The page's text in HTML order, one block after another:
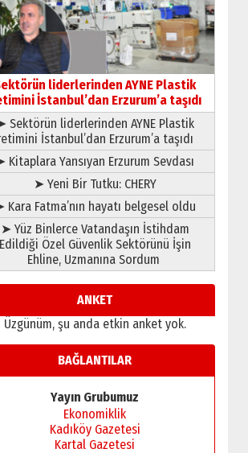
13 Mayıs 2026 Çarşamba
Esat BİNDESEN
Başkan Sekmen’den Erzurum’a
bir vizyon proje daha!
02 Ağustos 2026 Pazar
liderlerinden AYNE Plastik
İstanbul’dan Erzurum’a taşıdı
Sektörün liderlerinden AYNE Plastik
İstanbul’dan Erzurum’a taşıdı
Kitaplara Yansıyan Erzurum Sevdası
➤ Yeni Bir Tutku: CHERY
Kara Fatma’nın hayatı belgesel oldu
➤ Yüz Binlerce Vatandaşın İstihdam
Edildiği Özel Güvenlik Sektörünü İşin
Ehline, Uzmanına Sordum
ANKET
Üzgünüm, şu anda etkin anket yok.
BAĞLANTILAR
Yayın Grubumuz
Ekonomiklik
Kadıköy Gazetesi
Kartal Gazetesi